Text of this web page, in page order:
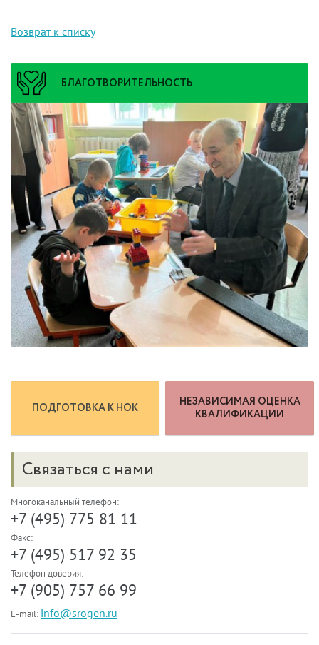
Возврат к списку
БЛАГОТВОРИТЕЛЬНОСТЬ
ПОДГОТОВКА К НОК
НЕЗАВИСИМАЯ ОЦЕНКА
КВАЛИФИКАЦИИ
Связаться с нами
Многоканальный телефон:
+7 (495) 775 81 11
Факс:
+7 (495) 517 92 35
Телефон доверия:
+7 (905) 757 66 99
E-mail: info@srogen.ru